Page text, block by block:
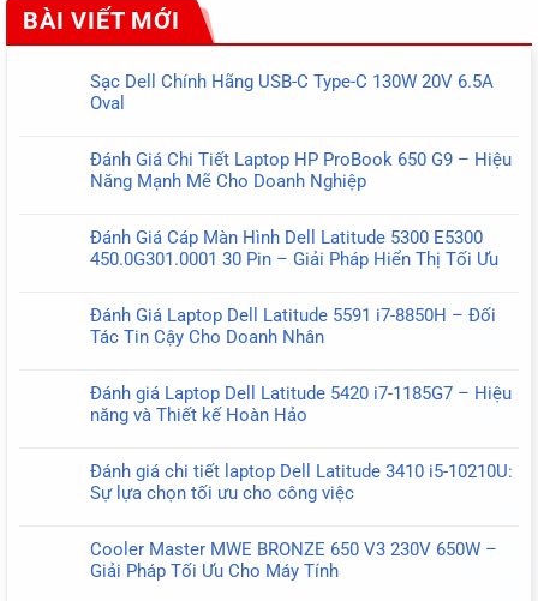
BÀI VIẾT MỚI
Sạc Dell Chính Hãng USB-C Type-C 130W 20V 6.5A
Oval
bình
luận
Sạc
Dell
USB-
C
C
130W
20V
Oval
Đánh Giá Chi Tiết Laptop HP ProBook 650 G9 – Hiệu
Năng Mạnh Mẽ Cho Doanh Nghiệp
bình
luận
Đánh
Giá
Laptop
HP
650
G9
–
Năng
Mạnh
Đánh Giá Cáp Màn Hình Dell Latitude 5300 E5300
450.0G301.0001 30 Pin – Giải Pháp Hiển Thị Tối Ưu
bình
luận
Đánh
Giá
Hình
Dell
5300
E5300
450.0G301.0001
Đánh Giá Laptop Dell Latitude 5591 i7-8850H – Đối
Tác Tin Cậy Cho Doanh Nhân
bình
luận
Đánh
Giá
Laptop
Latitude
5591
Đánh giá Laptop Dell Latitude 5420 i7-1185G7 – Hiệu
năng và Thiết kế Hoàn Hảo
bình
luận
Đánh
giá
Đánh giá chi tiết laptop Dell Latitude 3410 i5-10210U:
Sự lựa chọn tối ưu cho công việc
bình
luận
Cooler Master MWE BRONZE 650 V3 230V 650W –
Giải Pháp Tối Ưu Cho Máy Tính